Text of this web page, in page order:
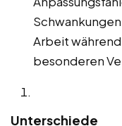
Arbeit
besonderen
Unterschiede